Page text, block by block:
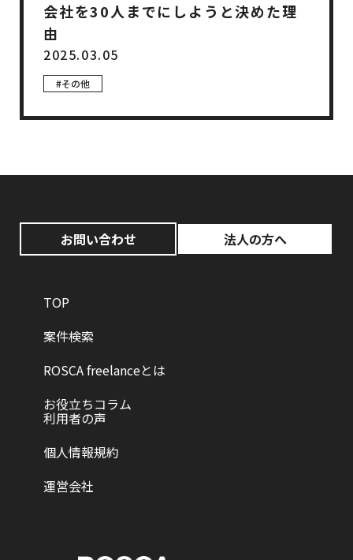
会社を30人までにしようと決めた理
由
2025.03.05
#その他
TOP
案件検索
ROSCA freelanceとは
お役立ちコラム
利用者の声
個人情報規約
運営会社
お問い合わせ 法人の方へ